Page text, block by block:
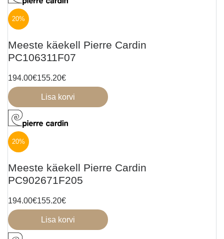
20%
Meeste käekell Pierre Cardin
PC106311F07
194.00€155.20€
Lisa korvi
20%
Meeste käekell Pierre Cardin
PC902671F205
194.00€155.20€
Lisa korvi